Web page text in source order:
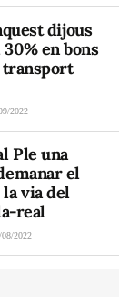
dijous
en bons
transport
2022
Ple una
el
via del
real
08/2022